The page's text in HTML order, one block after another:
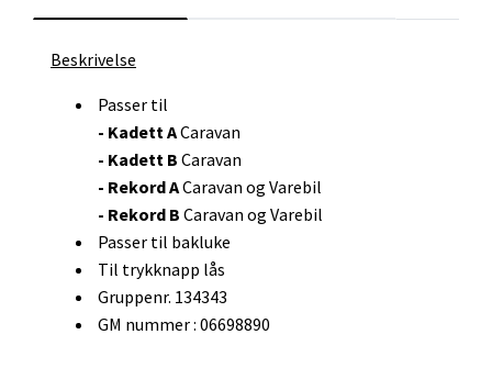
Beskrivelse
Passer til
- Kadett ACaravan
- Kadett B Caravan
- Rekord ACaravan og Varebil
- Rekord B Caravan og Varebil
Passer til bakluke
Til trykknapp lås
Gruppenr. 134343
GM nummer : 06698890